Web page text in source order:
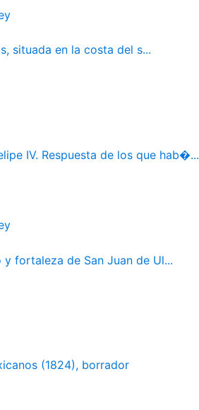
situada en la costa del s...
IV. Respuesta de los que hab�...
fortaleza de San Juan de Ul...
(1824), borrador